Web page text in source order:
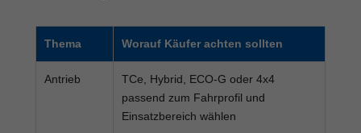
Thema Worauf Käufer achten sollten
Antrieb
TCe, Hybrid, ECO-G oder 4x4
passend zum Fahrprofil und
Einsatzbereich wählen